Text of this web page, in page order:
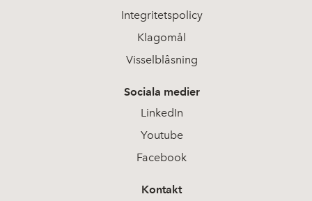
Integritetspolicy
Klagomål
Visselblåsning
Sociala medier
LinkedIn
Youtube
Facebook
Kontakt